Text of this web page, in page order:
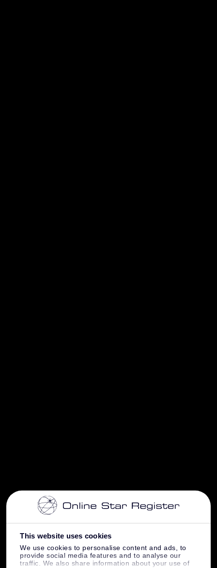
This website uses cookies
We use cookies to personalise content and ads, to
provide social media features and to analyse our
traffic. We also share information about your use of